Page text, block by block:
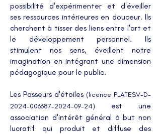
possibilité d'expérimenter et d'éveiller
ses ressources intérieures en douceur. Ils
cherchent à tisser des liens entre l'art et
le développement personnel. Ils
stimulent nos sens, éveillent notre
imagination en intégrant une dimension
pédagogique pour le public.
Les Passeurs d'étoiles (licence PLATESV-D-
2024-006687-2024-09-24) est une
association d'intérêt général à but non
lucratif qui produit et diffuse des